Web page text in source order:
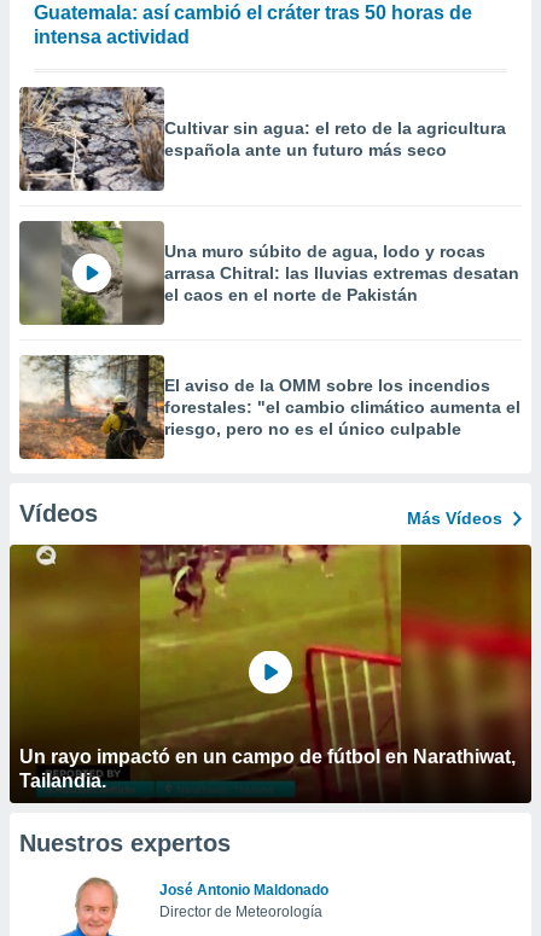
Guatemala: así cambió el cráter tras 50 horas de
intensa actividad
Cultivar sin agua: el reto de la agricultura
española ante un futuro más seco
Una muro súbito de agua, lodo y rocas
arrasa Chitral: las lluvias extremas desatan
el caos en el norte de Pakistán
El aviso de la OMM sobre los incendios
forestales: "el cambio climático aumenta el
riesgo, pero no es el único culpable
Vídeos Más Vídeos
Un rayo impactó en un campo de fútbol en Narathiwat,
Tailandia.
Nuestros expertos
José Antonio Maldonado
Director de Meteorología